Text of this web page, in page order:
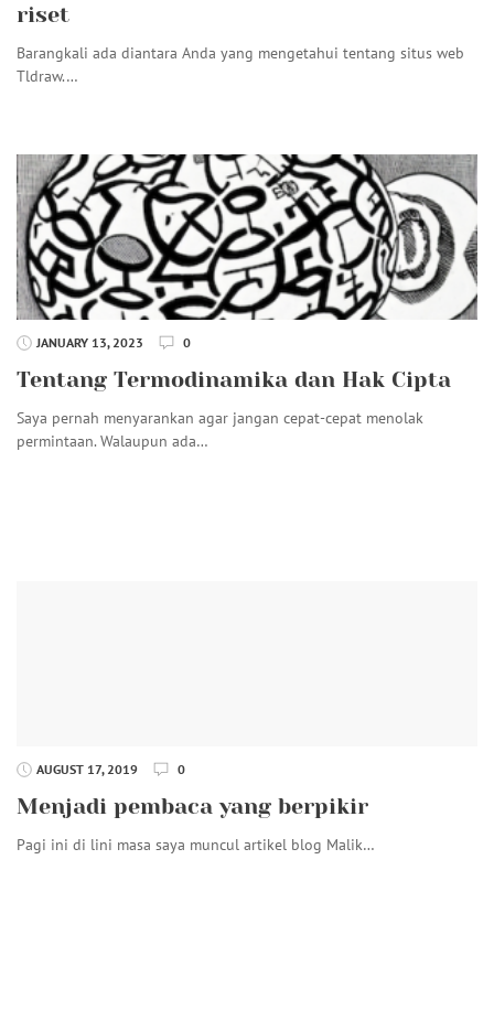
riset
Barangkali ada diantara Anda yang mengetahui tentang situs web
Tldraw.…
JANUARY 13, 2023 0
Tentang Termodinamika dan Hak Cipta
Saya pernah menyarankan agar jangan cepat-cepat menolak
permintaan. Walaupun ada…
AUGUST 17, 2019 0
Menjadi pembaca yang berpikir
Pagi ini di lini masa saya muncul artikel blog Malik…